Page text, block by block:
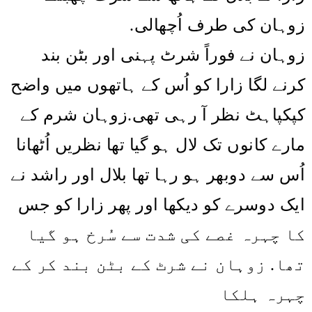
زوہان کی طرف اُچھالی.
زوہان نے فوراً شرٹ پہنی اور بٹن بند
کرنے لگا زارا کو اُس کے ہاتھوں میں واضح
کپکپاہٹ نظر آ رہی تھی.زوہان شرم کے
مارے کانوں تک لال ہو گیا تھا نظریں اُٹھانا
اُس سے دوبھر ہو رہا تھا بلال اور راشد نے
ایک دوسرے کو دیکھا اور پھر زارا کو جس
کا چہرہ غصے کی شدت سے سُرخ ہو گیا
تھا. زوہان نے شرٹ کے بٹن بند کر کے
چہرہ ہلکا